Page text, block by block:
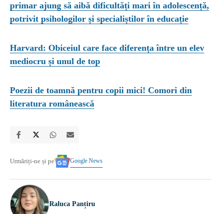
primar ajung să aibă dificultăți mari în adolescență,
potrivit psihologilor și specialiștilor în educație
Harvard: Obiceiul care face diferența între un elev
mediocru și unul de top
Poezii de toamnă pentru copii mici! Comori din
literatura românească
Urmăriți-ne și pe Google News
Raluca Panțiru